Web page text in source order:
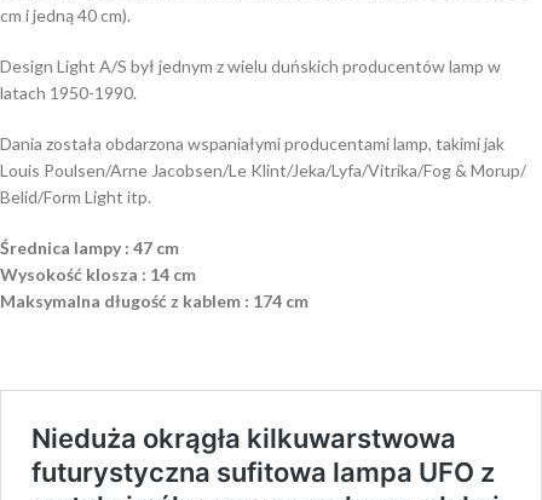
cm i jedną 40 cm).
Design Light A/S był jednym z wielu duńskich producentów lamp w
latach 1950-1990.
Dania została obdarzona wspaniałymi producentami lamp, takimi jak
Louis Poulsen/Arne Jacobsen/Le Klint/Jeka/Lyfa/Vitrika/Fog & Morup/
Belid/Form Light itp.
Średnica lampy : 47 cm
Wysokość klosza : 14 cm
Maksymalna długość z kablem : 174 cm